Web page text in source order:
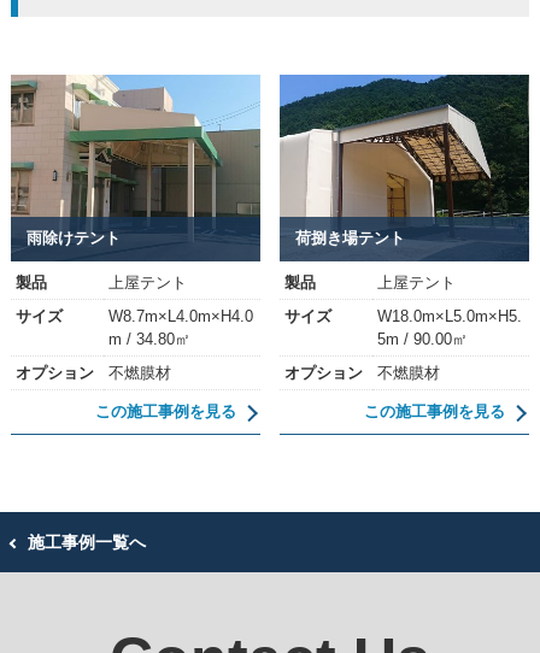
雨除けテント
製品
上屋テント
サイズ
W8.7m×L4.0m×H4.0
m / 34.80㎡
オプション
不燃膜材
この施工事例を見る
荷捌き場テント
製品
上屋テント
サイズ
W18.0m×L5.0m×H5.
5m / 90.00㎡
オプション
不燃膜材
この施工事例を見る
施工事例一覧へ